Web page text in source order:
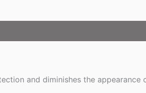
and diminishes the appearance